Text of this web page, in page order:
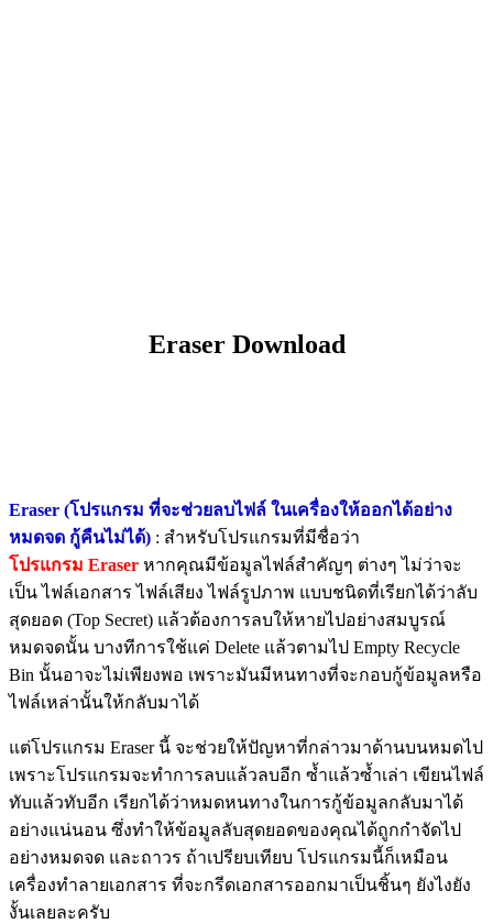
Eraser Download
Eraser (โปรแกรม ที่จะช่วยลบไฟล์ ในเครื่องให้ออกได้อย่าง
หมดจด กู้คืนไม่ได้) : สำหรับโปรแกรมที่มีชื่อว่า
โปรแกรม Eraser หากคุณมีข้อมูลไฟล์สำคัญๆ ต่างๆ ไม่ว่าจะ
เป็น ไฟล์เอกสาร ไฟล์เสียง ไฟล์รูปภาพ แบบชนิดที่เรียกได้ว่าลับ
สุดยอด (Top Secret) แล้วต้องการลบให้หายไปอย่างสมบูรณ์
หมดจดนั้น บางทีการใช้แค่ Delete แล้วตามไป Empty Recycle
Bin นั้นอาจะไม่เพียงพอ เพราะมันมีหนทางที่จะกอบกู้ข้อมูลหรือ
ไฟล์เหล่านั้นให้กลับมาได้
แต่โปรแกรม Eraser นี้ จะช่วยให้ปัญหาที่กล่าวมาด้านบนหมดไป
เพราะโปรแกรมจะทำการลบแล้วลบอีก ซ้ำแล้วซ้ำเล่า เขียนไฟล์
ทับแล้วทับอีก เรียกได้ว่าหมดหนทางในการกู้ข้อมูลกลับมาได้
อย่างแน่นอน ซึ่งทำให้ข้อมูลลับสุดยอดของคุณได้ถูกกำจัดไป
อย่างหมดจด และถาวร ถ้าเปรียบเทียบ โปรแกรมนี้ก็เหมือน
เครื่องทำลายเอกสาร ที่จะกรีดเอกสารออกมาเป็นชิ้นๆ ยังไงยัง
งั้นเลยละครับ